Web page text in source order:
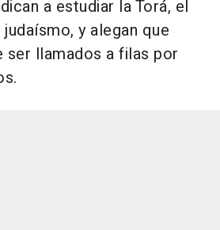
a estudiar la Torá, el
y alegan que
ser llamados a filas por